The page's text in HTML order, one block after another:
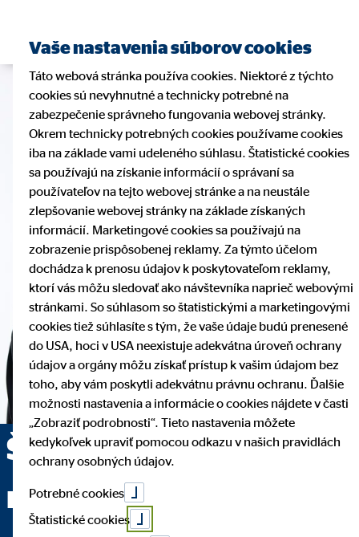
Štefan Hrúza — Žiar
nad Hronom
Vaše nastavenia súborov cookies
Táto webová stránka používa cookies. Niektoré z týchto
cookies sú nevyhnutné a technicky potrebné na
zabezpečenie správneho fungovania webovej stránky.
Okrem technicky potrebných cookies používame cookies
iba na základe vami udeleného súhlasu. Štatistické cookies
sa používajú na získanie informácií o správaní sa
používateľov na tejto webovej stránke a na neustále
zlepšovanie webovej stránky na základe získaných
informácií. Marketingové cookies sa používajú na
zobrazenie prispôsobenej reklamy. Za týmto účelom
dochádza k prenosu údajov k poskytovateľom reklamy,
ktorí vás môžu sledovať ako návštevníka naprieč webovými
stránkami. So súhlasom so štatistickými a marketingovými
cookies tiež súhlasíte s tým, že vaše údaje budú prenesené
do USA, hoci v USA neexistuje adekvátna úroveň ochrany
údajov a orgány môžu získať prístup k vašim údajom bez
toho, aby vám poskytli adekvátnu právnu ochranu. Ďalšie
možnosti nastavenia a informácie o cookies nájdete v časti
„Zobraziť podrobnosti“. Tieto nastavenia môžete
kedykoľvek upraviť pomocou odkazu v našich pravidlách
ochrany osobných údajov.
Potrebné cookies
Štatistické cookies